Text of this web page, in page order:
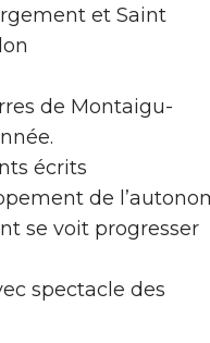
et Saint
de Montaigu-
écrits
de
se voit progresser
spectacle des